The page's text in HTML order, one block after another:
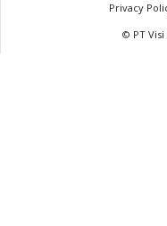
Privacy
© PT Visi